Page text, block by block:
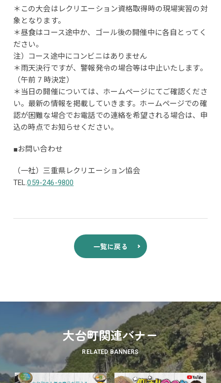
＊この大会はレクリエーション資格取得時の現場実習の対
象となります。
＊昼食はコース途中か、ゴール後の開催中に各自とってく
ださい。
注）コース途中にコンビニはありません
＊雨天決行ですが、警報発令の場合等は中止いたします。
（午前 7 時決定）
＊当日の開催については、ホームページにてご確認くださ
い。最新の情報を掲載していきます。ホームページでの確
認が困難な場合でお電話での連絡を希望される場合は、申
込の時点でお知らせください。
■お問い合わせ
（一社）三重県レクリエーション協会
TEL.059-246-9800
一覧に戻る
大台町関連バナー
RELATED BANNERS